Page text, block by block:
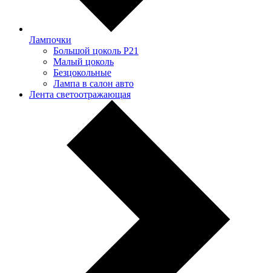
Лампочки
Большой цоколь P21
Малый цоколь
Безцокольные
Лампа в салон авто
Лента светоотражающая